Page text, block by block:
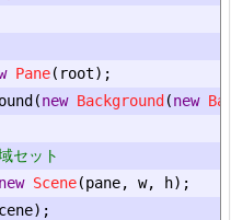
Pane( root);
(new Background(new
セット
new Scene(pane, w, h);
);